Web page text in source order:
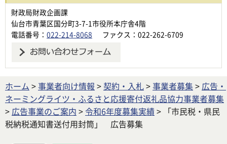
財政局財政企画課
仙台市青葉区国分町3-7-1市役所本庁舎4階
電話番号： 022-214-8068 ファクス：022-262-6709
ホーム >事業者向け情報 > 契約・入札>事業者募集 > 広告・
ネーミングライツ・ふるさと応援寄付返礼品協力事業者募集
> 広告事業のご案内 >令和6年度募集実績> 「市民税・県民
税納税通知書送付用封筒」 広告募集